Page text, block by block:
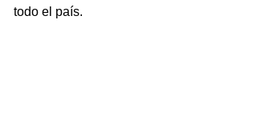
todo el país.